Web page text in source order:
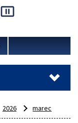
pause_presentation
2026 marec